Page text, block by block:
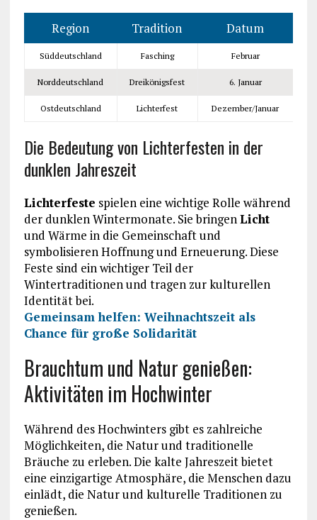
Region Tradition Datum
Süddeutschland Fasching Februar
Norddeutschland Dreikönigsfest 6. Januar
Ostdeutschland Lichterfest Dezember/Januar
Die Bedeutung von Lichterfesten in der
dunklen Jahreszeit
Lichterfeste spielen eine wichtige Rolle während
der dunklen Wintermonate. Sie bringenLicht
und Wärme in die Gemeinschaft und
symbolisieren Hoffnung und Erneuerung. Diese
Feste sind ein wichtiger Teil der
Wintertraditionen und tragen zur kulturellen
Identität bei.
Gemeinsam helfen: Weihnachtszeit als
Chance für große Solidarität
Brauchtum und Natur genießen:
Aktivitäten im Hochwinter
Während des Hochwinters gibt es zahlreiche
Möglichkeiten, die Natur und traditionelle
Bräuche zu erleben. Die kalte Jahreszeit bietet
eine einzigartige Atmosphäre, die Menschen dazu
einlädt, die Natur und kulturelle Traditionen zu
genießen.